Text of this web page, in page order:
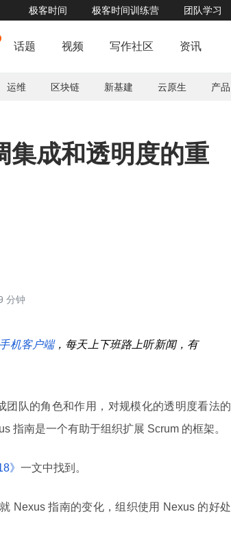
极客时间 极客时间训练营 团队学习
要求的智能产品，实现业务需求？4月26日，告诉你答案！
话题 视频 写作社区 资讯
运维 区块链 新基建 云原生 产品
集成和透明度的重
分钟
机客户端，每天上下班路上听新闻，有
团队的角色和作用，对规模化的透明度看法的
指南是一个有助于组织扩展 Scrum 的框架。
》 一文中找到。
Nexus 指南的变化，组织使用 Nexus 的好处